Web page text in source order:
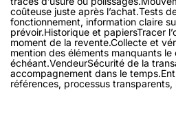
coûteuse juste après l’achat.Tests
fonctionnement, information claire
prévoir.Historique et papiersTracer
moment de la revente.Collecte et
mention des éléments manquants le
échéant.VendeurSécurité de la
accompagnement dans le
références, processus transparents,